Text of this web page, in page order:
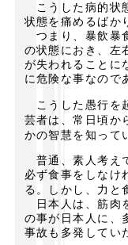
こうした病的状
状態を痛めるばか
つまり、暴飲暴
の状態におき、左
が失われることに
に危険な事なので
こうした愚行を
芸者は、常日頃か
かの智慧を知って
普通、素人考え
必ず食事をしなけ
る。しかし、力と
日本人は、筋肉
の事が日本人に、
事故も多発してい